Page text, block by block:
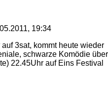
19:34
auf 3sat, kommt heute wieder
schwarze Komödie über
22.45Uhr auf Eins Festival